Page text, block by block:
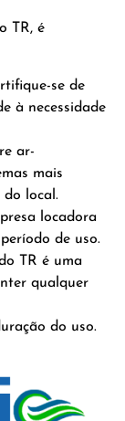
TR, é
se de
à necessidade
ar-
mais
do local.
locadora
de uso.
TR é uma
qualquer
do uso.